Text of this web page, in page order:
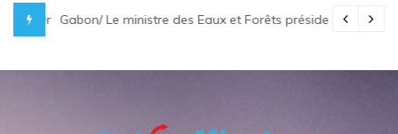
Ondimba rend hommage à un « passionné d’Afrique »
Gabon/ Le ministre des Eaux et Forêts préside la réunion